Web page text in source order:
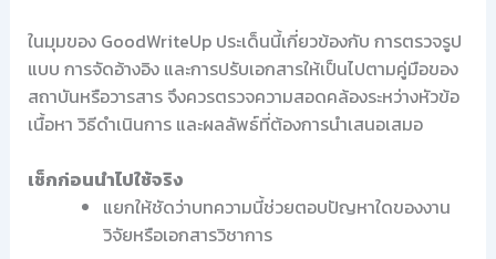
ในมุมของ GoodWriteUp ประเด็นนี้เกี่ยวข้องกับ การตรวจรูป
แบบ การจัดอ้างอิง และการปรับเอกสารให้เป็นไปตามคู่มือของ
สถาบันหรือวารสาร จึงควรตรวจความสอดคล้องระหว่างหัวข้อ
เนื้อหา วิธีดำเนินการ และผลลัพธ์ที่ต้องการนำเสนอเสมอ
เช็กก่อนนำไปใช้จริง
แยกให้ชัดว่าบทความนี้ช่วยตอบปัญหาใดของงาน
วิจัยหรือเอกสารวิชาการ